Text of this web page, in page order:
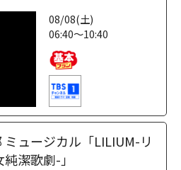
08/08(土)
06:40～10:40
ミュージカル「LILIUM-リ
潔歌劇-」